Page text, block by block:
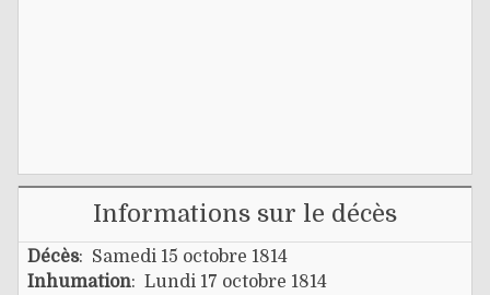
Informations sur le décès
Décès: Samedi 15 octobre 1814
Inhumation: Lundi 17 octobre 1814